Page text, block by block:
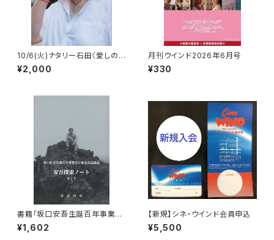
10/6(火)ナタリー石田〈愛しの
映画主題歌を歌う〉ライブ前売
券
¥2,000
月刊ウインド2026年6月号
¥330
書籍「坂口安吾生誕百年事業実
行委員会記録誌 安吾探索ノー
ト第7号」
¥1,602
【新規】シネ・ウインド会員申込
¥5,500